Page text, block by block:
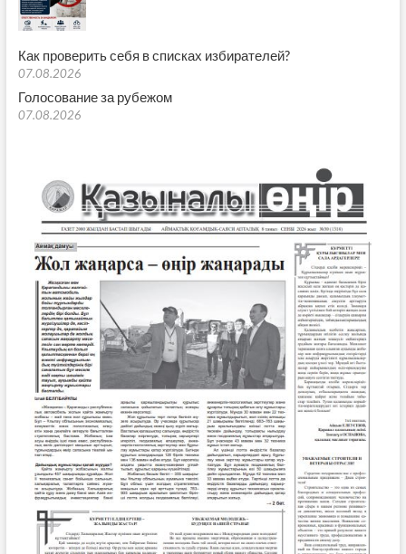
Как проверить себя в списках избирателей?
07.08.2026
Голосование за рубежом
07.08.2026